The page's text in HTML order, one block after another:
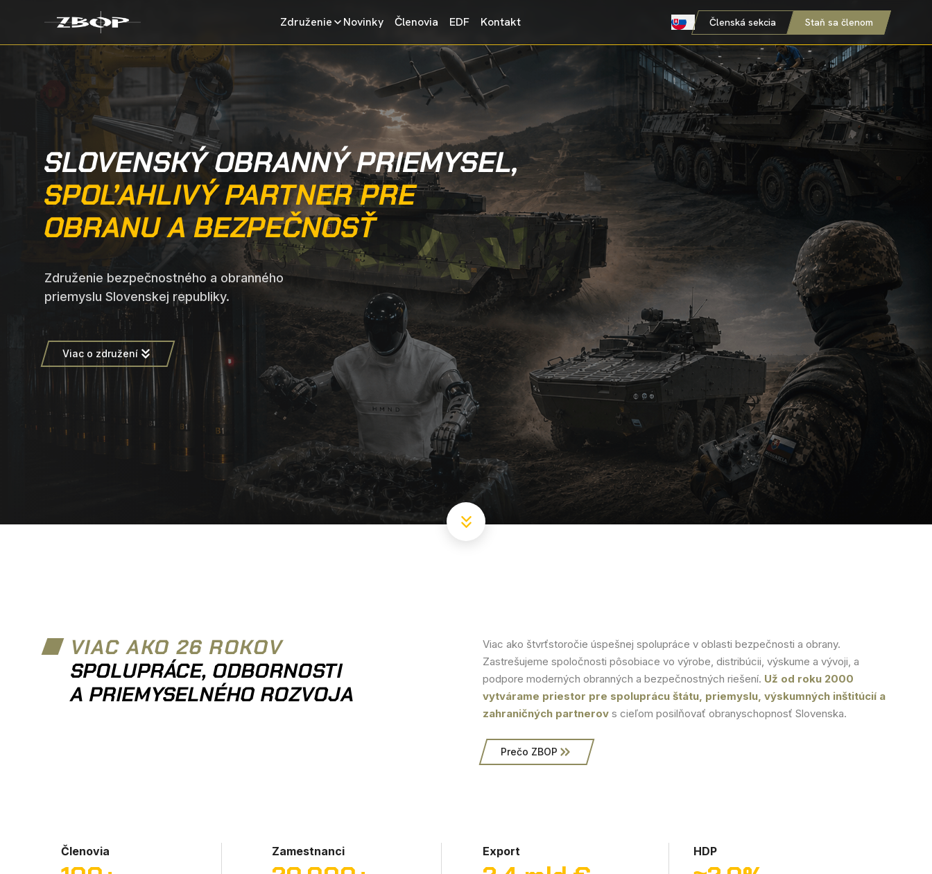
Združenie Novinky Členovia EDF Kontakt Členská sekcia Staň sa členom
SLOVENSKÝ OBRANNÝ PRIEMYSEL,
SPOĽAHLIVÝ PARTNER PRE
OBRANU A BEZPEČNOSŤ
Združenie bezpečnostného a obranného
priemyslu Slovenskej republiky.
Viac o združení
VIAC AKO 26 ROKOV
SPOLUPRÁCE, ODBORNOSTI
A PRIEMYSELNÉHO ROZVOJA
Viac ako štvrťstoročie úspešnej spolupráce v oblasti bezpečnosti a obrany.
Zastrešujeme spoločnosti pôsobiace vo výrobe, distribúcii, výskume a vývoji, a
podpore moderných obranných a bezpečnostných riešení. Už od roku 2000
vytvárame priestor pre spoluprácu štátu, priemyslu, výskumných inštitúcií a
zahraničných partnerov s cieľom posilňovať obranyschopnosť Slovenska.
Prečo ZBOP
Členovia Zamestnanci Export HDP